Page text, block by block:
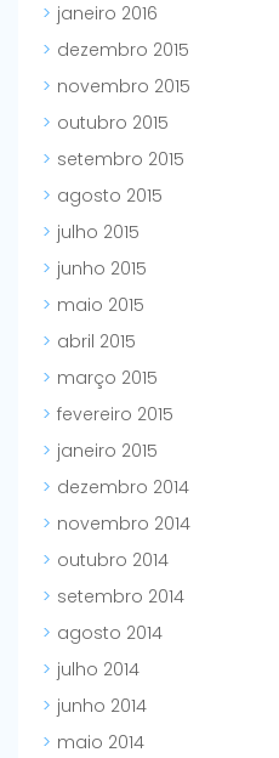
janeiro 2016
dezembro 2015
novembro 2015
outubro 2015
setembro 2015
agosto 2015
julho 2015
junho 2015
maio 2015
abril 2015
março 2015
fevereiro 2015
janeiro 2015
dezembro 2014
novembro 2014
outubro 2014
setembro 2014
agosto 2014
julho 2014
junho 2014
maio 2014